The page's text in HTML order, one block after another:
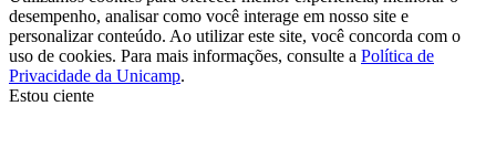
desempenho, analisar como você interage em nosso site e
personalizar conteúdo. Ao utilizar este site, você concorda com o
uso de cookies. Para mais informações, consulte a Política de
Privacidade da Unicamp.
Estou ciente